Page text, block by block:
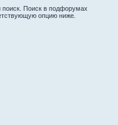
Поиск в подфорумах
опцию ниже.